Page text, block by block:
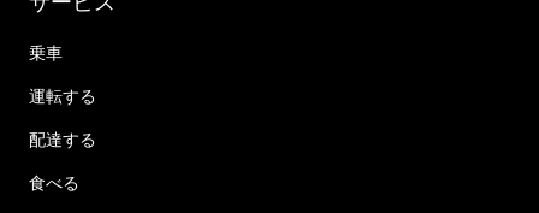
乗車
運転する
配達する
食べる